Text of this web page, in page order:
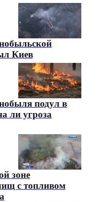
Киев
подул в
ли угроза
зоне
с топливом